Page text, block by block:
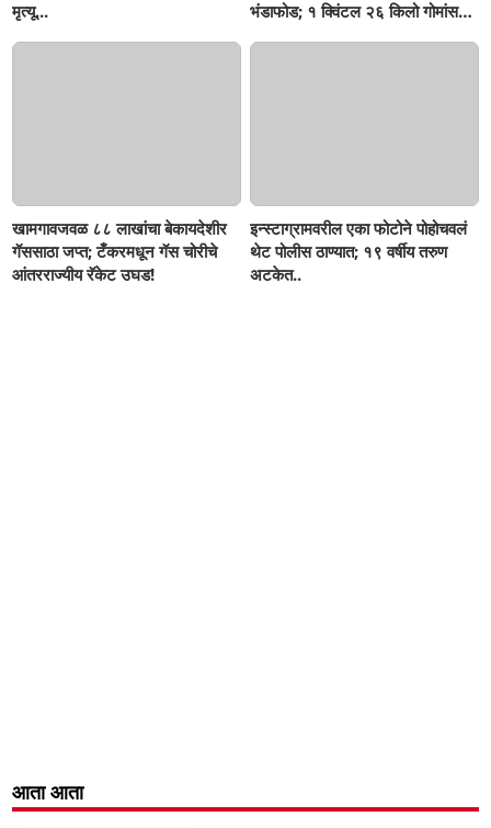
मृत्यू...
भंडाफोड; १ क्विंटल २६ किलो गोमांस
खामगावजवळ ८८ लाखांचा बेकायदेशीर
गॅससाठा जप्त; टँकरमधून गॅस चोरीचे
आंतरराज्यीय रॅकेट उघड!
इन्स्टाग्रामवरील एका फोटोने पोहोचवलं
थेट पोलीस ठाण्यात; १९ वर्षीय तरुण
अटकेत..
आता आता